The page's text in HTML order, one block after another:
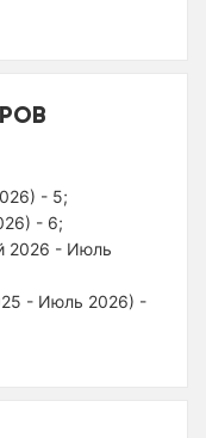
- 5;
- 6;
2026 - Июль
- Июль 2026) -